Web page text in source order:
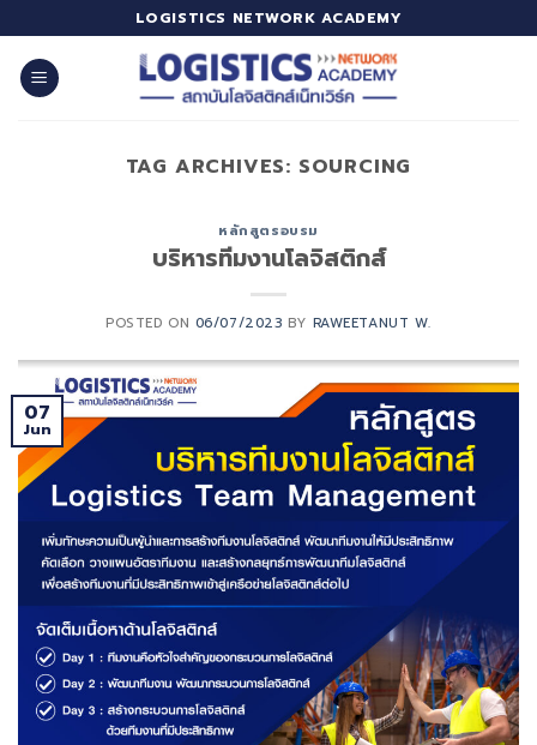
to
content
LOGISTICS NETWORK ACADEMY
TAG ARCHIVES: SOURCING
หลักสูตรอบรม
บริหารทีมงานโลจิสติกส์
POSTED ON 06/07/2023 BY RAWEETANUT W.
07
Jun